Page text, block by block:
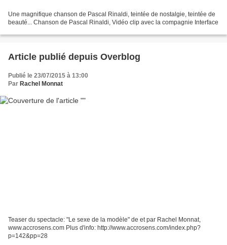
Une magnifique chanson de Pascal Rinaldi, teintée de nostalgie, teintée de
beauté... Chanson de Pascal Rinaldi, Vidéo clip avec la compagnie Interface
Article publié depuis Overblog
Publié le 23/07/2015 à 13:00
Par Rachel Monnat
Teaser du spectacle: "Le sexe de la modèle" de et par Rachel Monnat,
www.accrosens.com Plus d'info: http://www.accrosens.com/index.php?
p=142&pp=28